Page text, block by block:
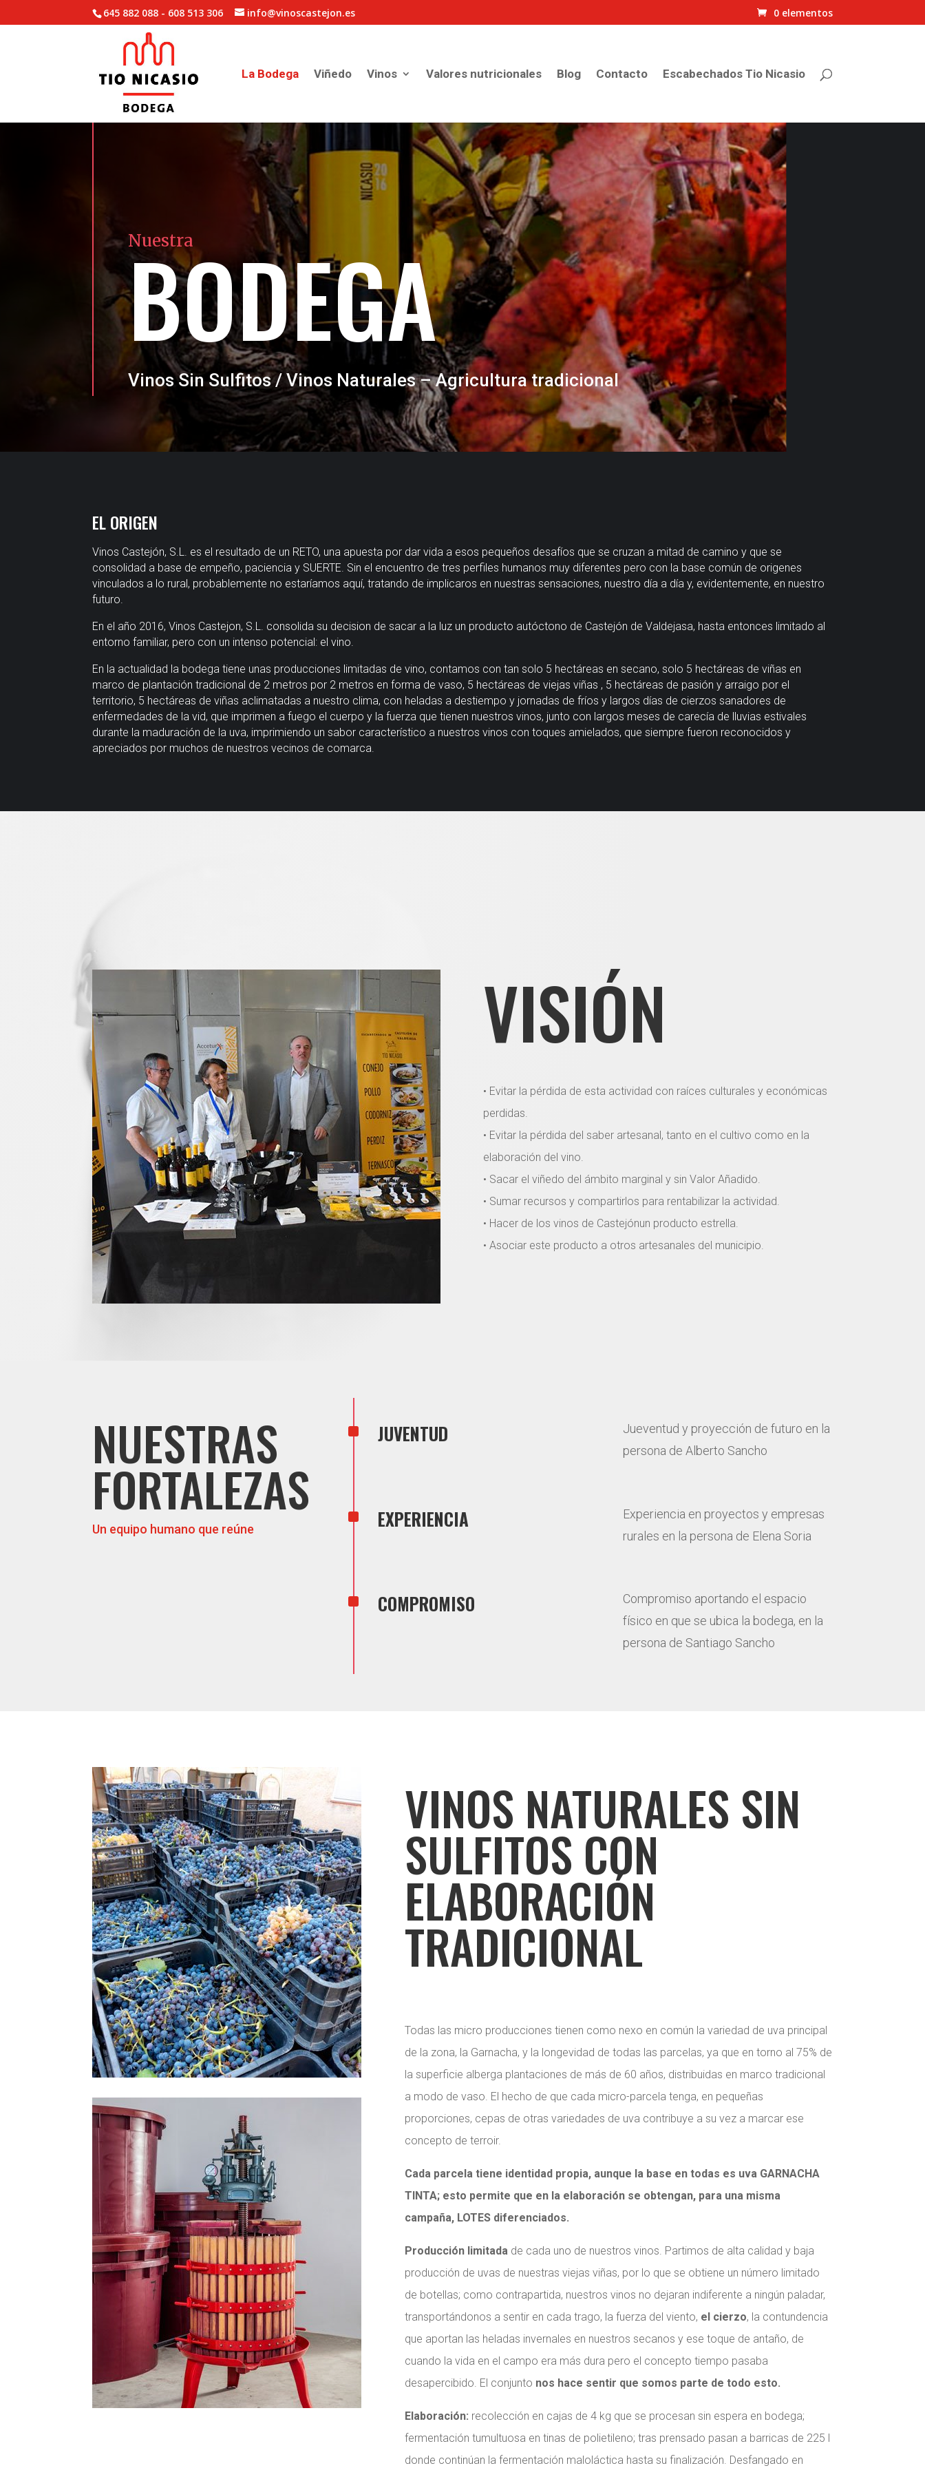
645 882 088 - 608 513 306 info@vinoscastejon.es 0 elementos
La Bodega Viñedo Vinos Valores nutricionales Blog Contacto Escabechados Tio Nicasio
Nuestra
BODEGA
Vinos Sin Sulfitos / Vinos Naturales – Agricultura tradicional
EL ORIGEN
Vinos Castejón, S.L. es el resultado de un RETO, una apuesta por dar vida a esos pequeños desafíos que se cruzan a mitad de camino y que se
consolidad a base de empeño, paciencia y SUERTE. Sin el encuentro de tres perfiles humanos muy diferentes pero con la base común de origenes
vinculados a lo rural, probablemente no estaríamos aquí, tratando de implicaros en nuestras sensaciones, nuestro día a día y, evidentemente, en nuestro
futuro.
En el año 2016, Vinos Castejon, S.L. consolida su decision de sacar a la luz un producto autóctono de Castejón de Valdejasa, hasta entonces limitado al
entorno familiar, pero con un intenso potencial: el vino.
En la actualidad la bodega tiene unas producciones limitadas de vino, contamos con tan solo 5 hectáreas en secano, solo 5 hectáreas de viñas en
marco de plantación tradicional de 2 metros por 2 metros en forma de vaso, 5 hectáreas de viejas viñas , 5 hectáreas de pasión y arraigo por el
territorio, 5 hectáreas de viñas aclimatadas a nuestro clima, con heladas a destiempo y jornadas de fríos y largos días de cierzos sanadores de
enfermedades de la vid, que imprimen a fuego el cuerpo y la fuerza que tienen nuestros vinos, junto con largos meses de carecía de lluvias estivales
durante la maduración de la uva, imprimiendo un sabor característico a nuestros vinos con toques amielados, que siempre fueron reconocidos y
apreciados por muchos de nuestros vecinos de comarca.
VISIÓN
• Evitar la pérdida de esta actividad con raíces culturales y económicas
perdidas.
• Evitar la pérdida del saber artesanal, tanto en el cultivo como en la
elaboración del vino.
• Sacar el viñedo del ámbito marginal y sin Valor Añadido.
• Sumar recursos y compartirlos para rentabilizar la actividad.
• Hacer de los vinos de Castejónun producto estrella.
• Asociar este producto a otros artesanales del municipio.
NUESTRAS
FORTALEZAS
Un equipo humano que reúne
^ JUVENTUD
Jueventud y proyección de futuro en la
persona de Alberto Sancho
^ EXPERIENCIA
Experiencia en proyectos y empresas
rurales en la persona de Elena Soria
^ COMPROMISO
Compromiso aportando el espacio
físico en que se ubica la bodega, en la
persona de Santiago Sancho
VINOS NATURALES SIN
SULFITOS CON
ELABORACIÓN
TRADICIONAL
Todas las micro producciones tienen como nexo en común la variedad de uva principal
de la zona, la Garnacha, y la longevidad de todas las parcelas, ya que en torno al 75% de
la superficie alberga plantaciones de más de 60 años, distribuidas en marco tradicional
a modo de vaso. El hecho de que cada micro-parcela tenga, en pequeñas
proporciones, cepas de otras variedades de uva contribuye a su vez a marcar ese
concepto de terroir.
Cada parcela tiene identidad propia, aunque la base en todas es uva GARNACHA
TINTA; esto permite que en la elaboración se obtengan, para una misma
campaña, LOTES diferenciados.
Producción limitada de cada uno de nuestros vinos. Partimos de alta calidad y baja
producción de uvas de nuestras viejas viñas, por lo que se obtiene un número limitado
de botellas; como contrapartida, nuestros vinos no dejaran indiferente a ningún paladar,
transportándonos a sentir en cada trago, la fuerza del viento, el cierzo, la contundencia
que aportan las heladas invernales en nuestros secanos y ese toque de antaño, de
cuando la vida en el campo era más dura pero el concepto tiempo pasaba
desapercibido. El conjunto nos hace sentir que somos parte de todo esto.
Elaboración: recolección en cajas de 4 kg que se procesan sin espera en bodega;
fermentación tumultuosa en tinas de polietileno; tras prensado pasan a barricas de 225 l
donde continúan la fermentación maloláctica hasta su finalización. Desfangado en